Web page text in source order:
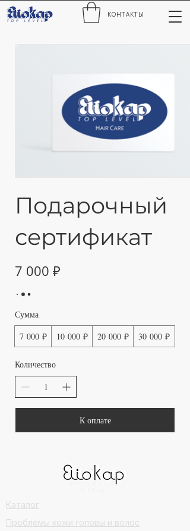
КОНТАКТЫ
Подарочный
сертификат
7 000 ₽
Сумма
7 000 ₽
10 000 ₽ 20 000 ₽ 30 000 ₽
Количество
К оплате
Каталог
Проблемы кожи головы и волос